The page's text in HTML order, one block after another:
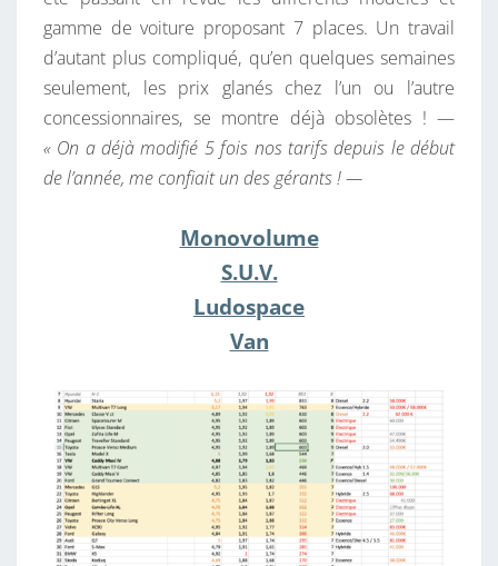
gamme de voiture proposant 7 places. Un travail
d’autant plus compliqué, qu’en quelques semaines
seulement, les prix glanés chez l’un ou l’autre
concessionnaires, se montre déjà obsolètes ! —
« On a déjà modifié 5 fois nos tarifs depuis le début
de l’année, me confiait un des gérants ! —
Monovolume
S.U.V.
Ludospace
Van